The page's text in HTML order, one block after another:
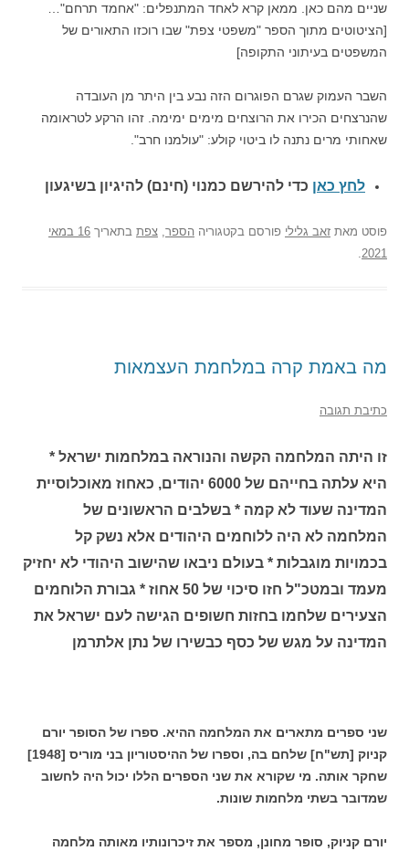
שניים מהם כאן. ממאן קרא לאחד המתנפלים: "אחמד תרחם"…
[הציטוטים מתוך הספר "משפטי צפת" שבו רוכזו התאורים של
המשפטים בעיתוני התקופה]
השבר העמוק שגרם הפוגרום הזה נבע בין היתר מן העובדה
שהנרצחים הכירו את הרוצחים מימים ימימה. זהו הרקע לטראומה
שאחותי מרים נתנה לו ביטוי קולע: "עולמנו חרב".
לחץ כאן כדי להירשם כמנוי (חינם) להיגיון בשיגעון
פוסט מאת זאב גלילי פורסם בקטגוריה הספר, צפת בתאריך
16 במאי
2021
.
מה באמת קרה במלחמת העצמאות
כתיבת תגובה
זו היתה המלחמה הקשה והנוראה במלחמות ישראל *
היא עלתה בחייהם של 6000 יהודים, כאחוז מאוכלוסיית
המדינה שעוד לא קמה * בשלבים הראשונים של
המלחמה לא היה ללוחמים היהודים אלא נשק קל
בכמויות מוגבלות * בעולם ניבאו שהישוב היהודי לא יחזיק
מעמד ובמטכ"ל חזו סיכוי של 50 אחוז * גבורת הלוחמים
הצעירים שלחמו בחזות חשופים הגישה לעם ישראל את
המדינה על מגש של כסף כבשירו של נתן אלתרמן
שני ספרים מתארים את המלחמה ההיא. ספרו של הסופר יורם
קניוק [תש"ח] שלחם בה, וספרו של ההיסטוריון בני מוריס [1948]
שחקר אותה. מי שקורא את שני הספרים הללו יכול היה לחשוב
שמדובר בשתי מלחמות שונות.
יורם קניוק, סופר מחונן, מספר את זיכרונותיו מאותה מלחמה